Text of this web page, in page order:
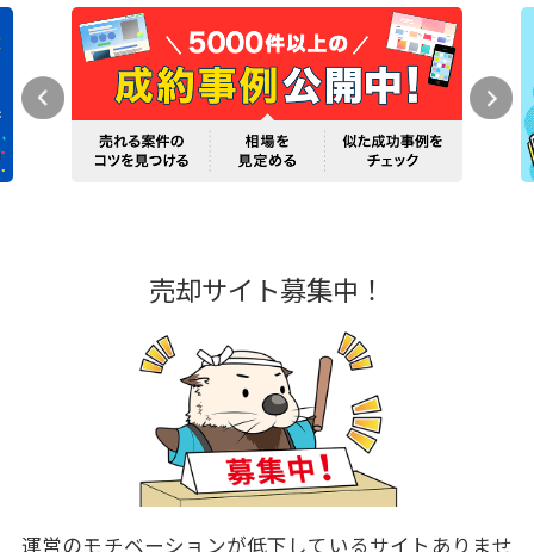
売却サイト募集中！
運営のモチベーションが低下しているサイトありませ